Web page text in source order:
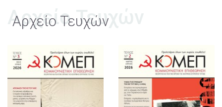
Αρχείο Τευχών
Αρχείο Τευχών